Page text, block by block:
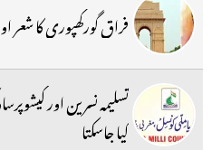
فراق گورکھپوری کا شعر
تسلیمہ نسرین اور
کیا جاسکتا